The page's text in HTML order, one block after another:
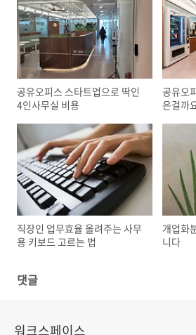
공유오피스 스타트업으로 딱인
4인사무실 비용
공유오
은걸까
직장인 업무효율 올려주는 사무
용 키보드 고르는 법
개업화
니다
댓글
워크스페이스